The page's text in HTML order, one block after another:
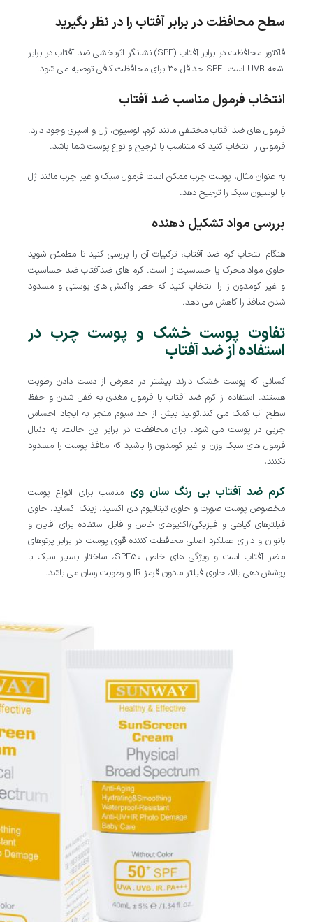
سطح محافظت در برابر آفتاب را در نظر بگیرید
فاکتور محافظت در برابر آفتاب (SPF) نشانگر اثربخشی ضد آفتاب در برابر
اشعه UVB است. SPF حداقل 30 برای محافظت کافی توصیه می شود.
انتخاب فرمول مناسب ضد آفتاب
فرمول های ضد آفتاب مختلفی مانند کرم، لوسیون، ژل و اسپری وجود دارد.
فرمولی را انتخاب کنید که متناسب با ترجیح و نوع پوست شما باشد.
به عنوان مثال، پوست چرب ممکن است فرمول سبک و غیر چرب مانند ژل
یا لوسیون سبک را ترجیح دهد.
بررسی مواد تشکیل دهنده
هنگام انتخاب کرم ضد آفتاب، ترکیبات آن را بررسی کنید تا مطمئن شوید
حاوی مواد محرک یا حساسیت زا است. کرم های ضدآفتاب ضد حساسیت
و غیر کومدون زا را انتخاب کنید که خطر واکنش های پوستی و مسدود
شدن منافذ را کاهش می دهد.
تفاوت پوست خشک و پوست چرب در
استفاده از ضد آفتاب
کسانی که پوست خشک دارند بیشتر در معرض از دست دادن رطوبت
هستند. استفاده از کرم ضد آفتاب با فرمول مغذی به قفل شدن و حفظ
سطح آب کمک می کند.تولید بیش از حد سبوم منجر به ایجاد احساس
چربی در پوست می شود. برای محافظت در برابر این حالت، به دنبال
فرمول های سبک وزن و غیر کومدون زا باشید که منافذ پوست را مسدود
نکنند،
کرم ضد آفتاب بی رنگ سان وی مناسب برای انواع پوست
مخصوص پوست صورت و حاوی تیتانیوم دی اکسید، زینک اکساید، حاوی
فیلترهای گیاهی و فیزیکی/اکتیوهای خاص و قابل استفاده برای آقایان و
بانوان و دارای عملکرد اصلی محافظت کننده قوی پوست در برابر پرتوهای
مضر آفتاب است و ویژگی های خاص SPF50، ساختار بسیار سبک با
پوشش دهی بالا، حاوی فیلتر مادون قرمز IR و رطوبت رسان می باشد.